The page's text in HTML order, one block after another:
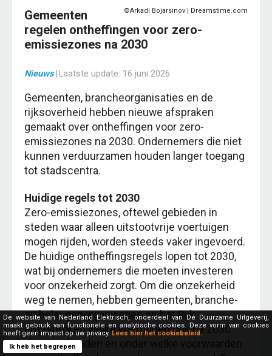
©Arkadi Bojarsinov | Dreamstime.com
Gemeenten
regelen ontheffingen voor zero-
emissiezones na 2030
Nieuws|Laatste update: 16 juni 2026
Gemeenten, brancheorganisaties en de
rijksoverheid hebben nieuwe afspraken
gemaakt over ontheffingen voor zero-
emissiezones na 2030. Ondernemers die niet
kunnen verduurzamen houden langer toegang
tot stadscentra.
Huidige regels tot 2030
Zero-emissiezones, oftewel gebieden in
steden waar alleen uitstootvrije voertuigen
mogen rijden, worden steeds vaker ingevoerd.
De huidige ontheffingsregels lopen tot 2030,
wat bij ondernemers die moeten investeren
voor onzekerheid zorgt. Om die onzekerheid
weg te nemen, hebben gemeenten, branche-
en belangenorganisaties en het Rijk
afgesproken welke voertuigen ook na 2030
toegang houden en onder welke voorwaarden
De website van Nederland Elektrisch, onderdeel van Dé Duurzame Uitgeverij,
maakt gebruik van functionele en analytische cookies. Deze vorm van cookies
heeft geen impact op uw privacy. Lees hier het cookiebeleid.
Ik heb het begrepen